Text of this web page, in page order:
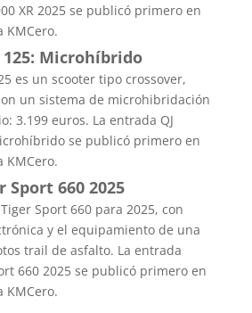
XR 2025 se publicó primero en
KMCero.
125: Microhíbrido
es un scooter tipo crossover,
un sistema de microhibridación
3.199 euros. La entrada QJ
se publicó primero en
KMCero.
660 2025
Sport 660 para 2025, con
y el equipamiento de una
trail de asfalto. La entrada
660 2025 se publicó primero en
KMCero.